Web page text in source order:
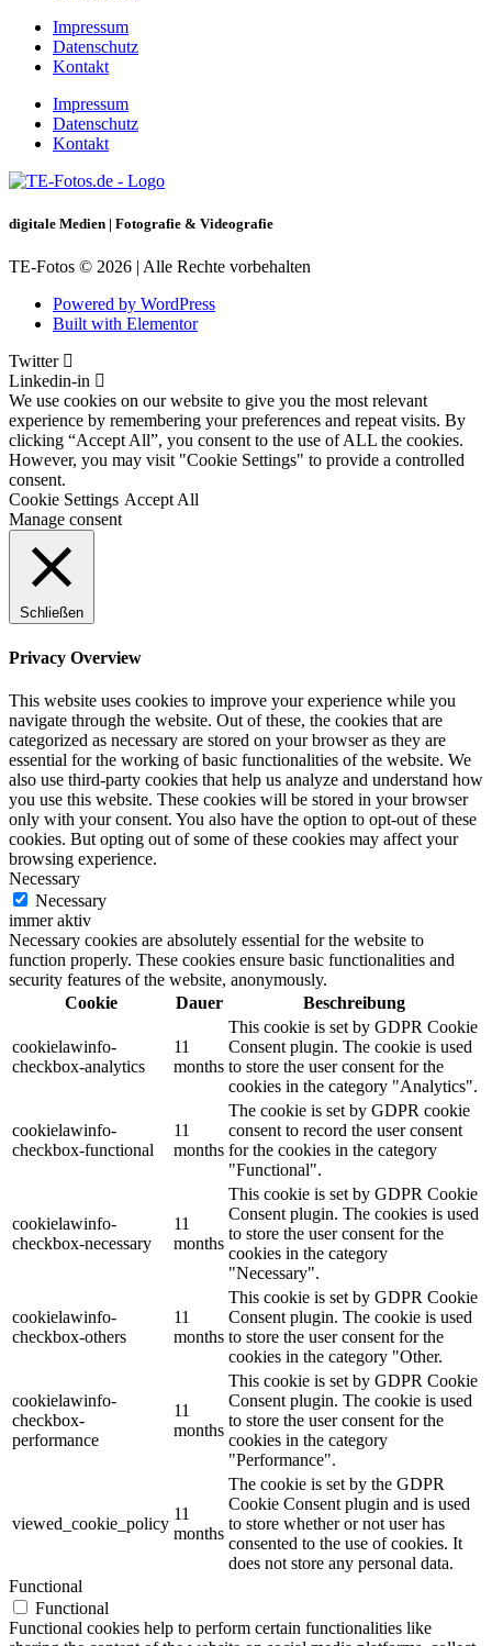
Impressum
Datenschutz
Kontakt
Impressum
Datenschutz
Kontakt
digitale Medien | Fotografie & Videografie
TE-Fotos © 2026 | Alle Rechte vorbehalten
Powered by WordPress
Built with Elementor
Twitter
Linkedin-in
We use cookies on our website to give you the most relevant
experience by remembering your preferences and repeat visits. By
clicking “Accept All”, you consent to the use of ALL the cookies.
However, you may visit "Cookie Settings" to provide a controlled
consent.
Cookie Settings Accept All
Manage consent
Schließen
Privacy Overview
This website uses cookies to improve your experience while you
navigate through the website. Out of these, the cookies that are
categorized as necessary are stored on your browser as they are
essential for the working of basic functionalities of the website. We
also use third-party cookies that help us analyze and understand how
you use this website. These cookies will be stored in your browser
only with your consent. You also have the option to opt-out of these
cookies. But opting out of some of these cookies may affect your
browsing experience.
Necessary
Necessary
immer aktiv
Necessary cookies are absolutely essential for the website to
function properly. These cookies ensure basic functionalities and
security features of the website, anonymously.
Cookie
Dauer Beschreibung
cookielawinfo-
checkbox-analytics
11
months
This cookie is set by GDPR Cookie
Consent plugin. The cookie is used
to store the user consent for the
cookies in the category "Analytics".
cookielawinfo-
checkbox-functional
11
months
The cookie is set by GDPR cookie
consent to record the user consent
for the cookies in the category
"Functional".
cookielawinfo-
checkbox-necessary
11
months
This cookie is set by GDPR Cookie
Consent plugin. The cookies is used
to store the user consent for the
cookies in the category
"Necessary".
cookielawinfo-
checkbox-others
11
months
This cookie is set by GDPR Cookie
Consent plugin. The cookie is used
to store the user consent for the
cookies in the category "Other.
cookielawinfo-
checkbox-
performance
11
months
This cookie is set by GDPR Cookie
Consent plugin. The cookie is used
to store the user consent for the
cookies in the category
"Performance".
viewed_cookie_policy
11
months
The cookie is set by the GDPR
Cookie Consent plugin and is used
to store whether or not user has
consented to the use of cookies. It
does not store any personal data.
Functional
Functional
Functional cookies help to perform certain functionalities like